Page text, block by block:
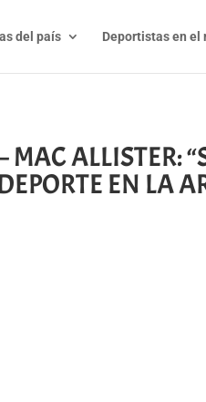
del país Deportistas en el
ALLISTER:
EN LA